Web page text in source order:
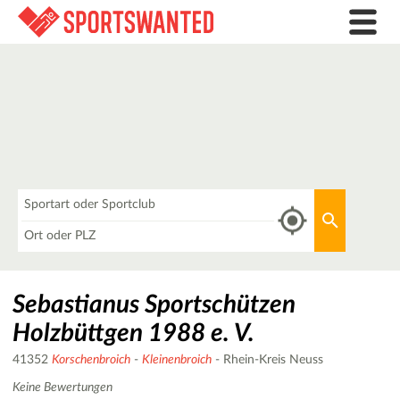
Sebastianus Sportschützen
Holzbüttgen 1988 e. V.
41352 Korschenbroich - Kleinenbroich - Rhein-Kreis Neuss
Keine Bewertungen